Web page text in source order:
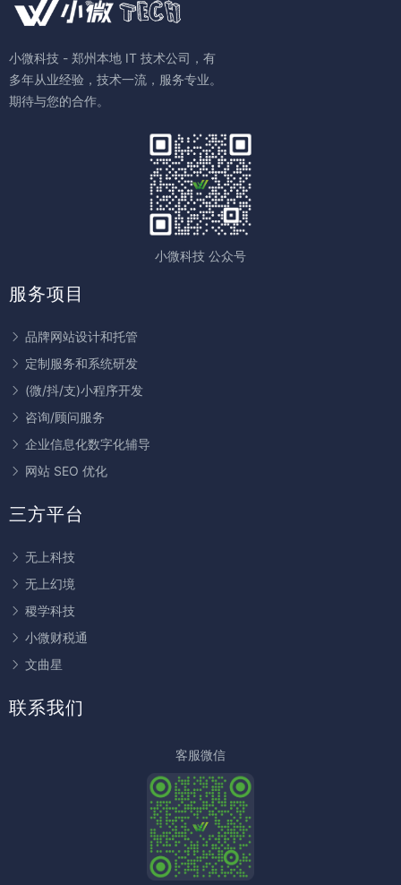
小微科技 - 郑州本地 IT 技术公司，有
多年从业经验，技术一流，服务专业。
期待与您的合作。
小微科技 公众号
服务项目
品牌网站设计和托管
定制服务和系统研发
(微/抖/支)小程序开发
咨询/顾问服务
企业信息化数字化辅导
网站 SEO 优化
三方平台
无上科技
无上幻境
稷学科技
小微财税通
文曲星
联系我们
客服微信